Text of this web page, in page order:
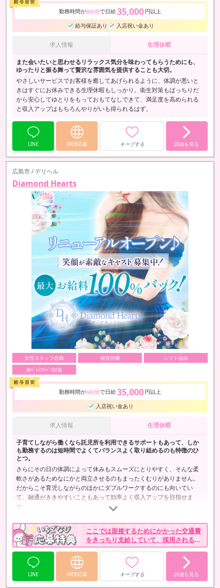
勤務時間が8時間で日給35,000 円以上
給与保証あり
入店祝い金あり
求人情報 生理休暇
また会いたいと思わせるリラックス気分を味わってもらうためにも、
ゆったりと振る舞って贅沢な雰囲気を提供することも大切。
やさしいサービスでお客様を癒してあげられるように、体調が悪いと
きはすぐにお休みできる生理休暇もしっかり。衛生対策もばっちりだ
から安心してゆとりをもっておもてなしできて、満足度を高められる
と収入アップはもちろんやりがいも得られるはず。
LINE WEB応募 キープする 詳細を見る
広島市 / デリヘル
Diamond Hearts
女性スタッフ在籍 個室待機
シフト自由
身ﾊﾞﾚ/ｱﾘﾊﾞｲ対策
勤務時間が6時間で日給35,000 円以上
入店祝い金あり
求人情報 生理休暇
子育てしながら働くなら託児所を利用できるサポートもあって、しか
も勤務するのは短時間でよくてバランスよく取り組めるのも特徴のひ
とつ。
さらにその日の体調によって休みもスムーズにとりやすく、そんな柔
軟さがあるためなにかと両立させるのもまったくむりがありません。
だからこそ育児しながらのほかにダブルワークするのにも向いてい
て、融通がききやすいこともあって効率よく収入アップを目指せま
す。
ここでは面接するためにかかった交通費
をきっちり支給していて、採用される前
からモチベーションが上がるようなサポ
ートが整っています。
LINE WEB応募 キープする 詳細を見る